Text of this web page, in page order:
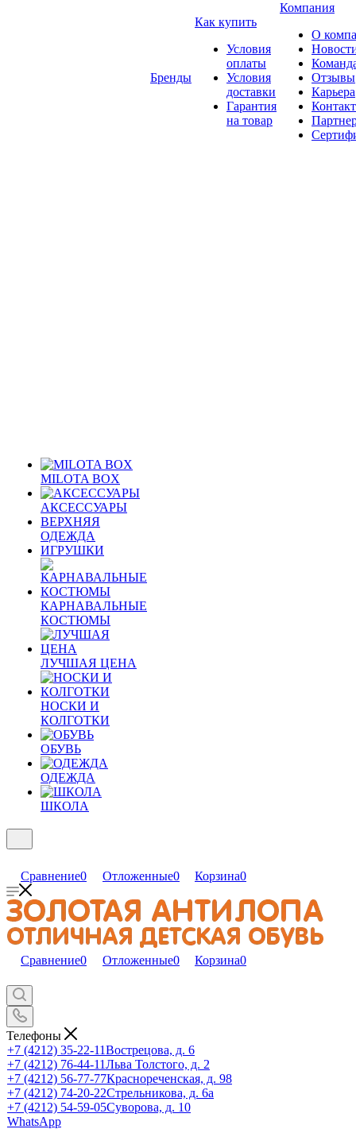
MILOTA BOX
АКСЕССУАРЫ
ВЕРХНЯЯ
ОДЕЖДА
ИГРУШКИ
КАРНАВАЛЬНЫЕ
КОСТЮМЫ
ЛУЧШАЯ ЦЕНА
НОСКИ И
КОЛГОТКИ
ОБУВЬ
ОДЕЖДА
ШКОЛА
Бренды
Как купить
Условия
оплаты
Условия
доставки
Гарантия
на товар
Компания
О
Отзывы
Карьера
Сравнение0 Отложенные0 Корзина0
Сравнение0 Отложенные0 Корзина0
Телефоны
+7 (4212) 35-22-11Вострецова, д. 6
+7 (4212) 76-44-11Льва Толстого, д. 2
+7 (4212) 56-77-77Краснореченская, д. 98
+7 (4212) 74-20-22Стрельникова, д. 6а
+7 (4212) 54-59-05Суворова, д. 10
WhatsApp